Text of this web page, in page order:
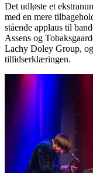
Det udløste et
med en mere
stående applaus til
Assens og
Lachy Doley Group,
tillidserklæringen.